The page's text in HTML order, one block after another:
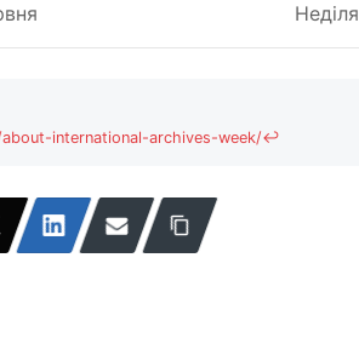
Неділя
international-archives-week/↩